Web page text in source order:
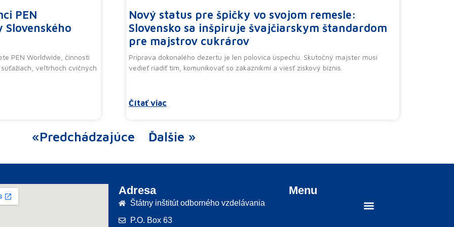
PEN
PEN Worldwide, činnosti
veľtrhoch cvičných
Nový status pre špičky vo svojom remesle:
Slovensko sa inšpiruje švajčiarskym štandardom
pre majstrov cukrárov
Príprava dokonalého dezertu je len polovica úspechu. Skutočný majster musí
vedieť riadiť tím, komunikovať so zákazníkmi a viesť ziskový biznis.
Čítať viac
«Predchádzajúce Ďalšie »
Adresa
Štátny inštitút odborného vzdelávania
P.O. Box 63
Menu